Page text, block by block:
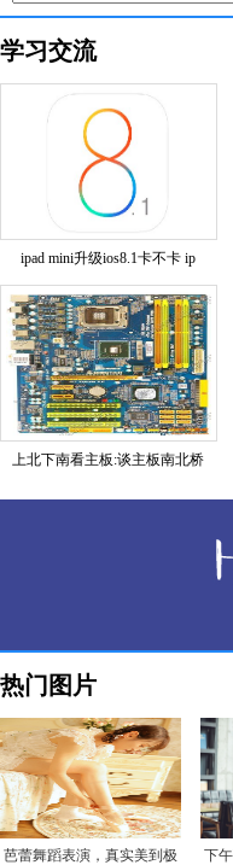
学习交流
ipad mini升级ios8.1卡不卡 ip
上北下南看主板:谈主板南北桥
热门图片
芭蕾舞蹈表演，真实美到极
下